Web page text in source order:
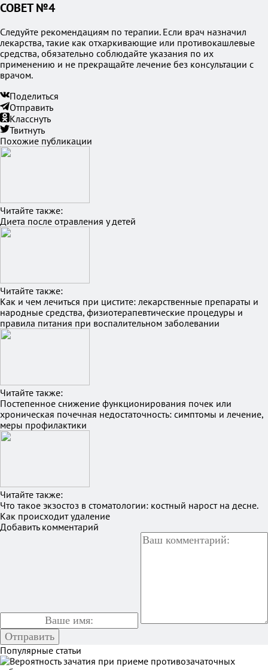
СОВЕТ №4
Следуйте рекомендациям по терапии. Если врач назначил
лекарства, такие как отхаркивающие или противокашлевые
средства, обязательно соблюдайте указания по их
применению и не прекращайте лечение без консультации с
врачом.
Поделиться
Отправить
Класснуть
Твитнуть
Похожие публикации
Читайте также:
Диета после отравления у детей
Читайте также:
Как и чем лечиться при цистите: лекарственные препараты и
народные средства, физиотерапевтические процедуры и
правила питания при воспалительном заболевании
Читайте также:
Постепенное снижение функционирования почек или
хроническая почечная недостаточность: симптомы и лечение,
меры профилактики
Читайте также:
Что такое экзостоз в стоматологии: костный нарост на десне.
Как происходит удаление
Добавить комментарий
Популярные статьи